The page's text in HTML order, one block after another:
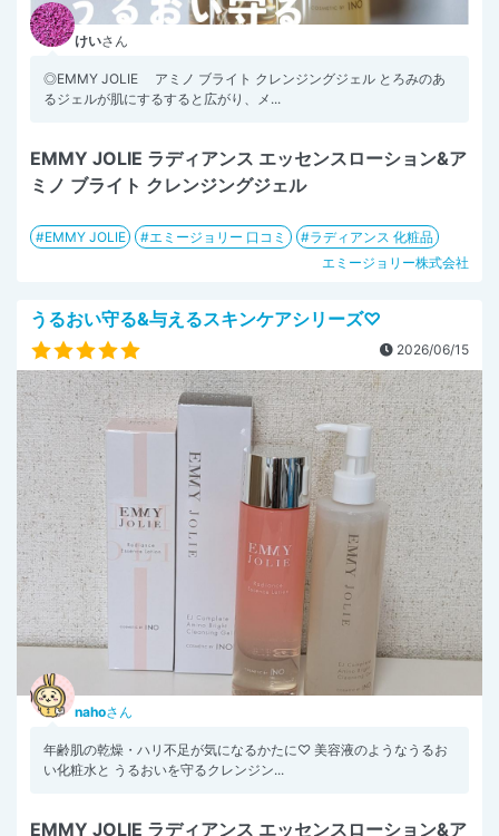
けいさん
◎EMMY JOLIE アミノ ブライト クレンジングジェル とろみのあ
るジェルが肌にするすると広がり、メ...
EMMY JOLIE ラディアンス エッセンスローション&ア
ミノ ブライト クレンジングジェル
EMMY JOLIE エミージョリー 口コミ
ラディアンス 化粧品
エミージョリー株式会社
うるおい守る&与えるスキンケアシリーズ♡
2026/06/15
nahoさん
年齢肌の乾燥・ハリ不足が気になるかたに♡ 美容液のようなうるお
い化粧水と うるおいを守るクレンジン...
EMMY JOLIE ラディアンス エッセンスローション&ア